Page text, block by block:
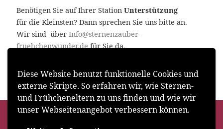
Diese Website benutzt funktionelle Cookies und
externe Skripte. So erfahren wir, wie Sternen-
und Frühcheneltern zu uns finden und wie wir
unser Webseitenangebot verbessern können.
Benötigen Sie auf Ihrer Station Unterstützung
für die Kleinsten? Dann sprechen Sie uns bitte an.
Wir sind über Info@sternenzauber-
fruehchenwunder.de für Sie da.
Sternenzauber & Frühchenwunder e. V.
Urheberrechte und das Copyright liegen beim Verein und